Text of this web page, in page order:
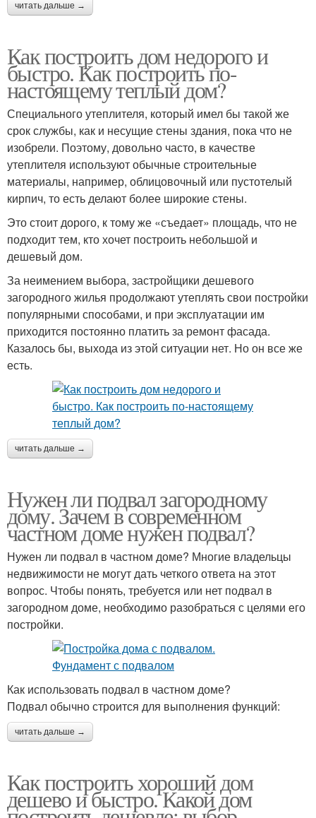
читать дальше →
Как построить дом недорого и
быстро. Как построить по-
настоящему теплый дом?
Специального утеплителя, который имел бы такой же
срок службы, как и несущие стены здания, пока что не
изобрели. Поэтому, довольно часто, в качестве
утеплителя используют обычные строительные
материалы, например, облицовочный или пустотелый
кирпич, то есть делают более широкие стены.
Это стоит дорого, к тому же «съедает» площадь, что не
подходит тем, кто хочет построить небольшой и
дешевый дом.
За неимением выбора, застройщики дешевого
загородного жилья продолжают утеплять свои постройки
популярными способами, и при эксплуатации им
приходится постоянно платить за ремонт фасада.
Казалось бы, выхода из этой ситуации нет. Но он все же
есть.
читать дальше →
Нужен ли подвал загородному
дому. Зачем в современном
частном доме нужен подвал?
Нужен ли подвал в частном доме? Многие владельцы
недвижимости не могут дать четкого ответа на этот
вопрос. Чтобы понять, требуется или нет подвал в
загородном доме, необходимо разобраться с целями его
постройки.
Как использовать подвал в частном доме?
Подвал обычно строится для выполнения функций:
читать дальше →
Как построить хороший дом
дешево и быстро. Какой дом